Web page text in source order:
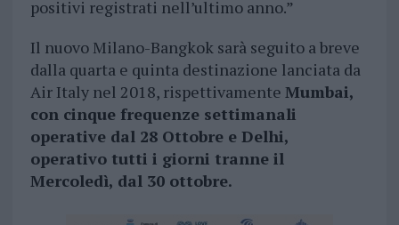
positivi registrati nell’ultimo anno.”
Il nuovo Milano-Bangkok sarà seguito a breve
dalla quarta e quinta destinazione lanciata da
Air Italy nel 2018, rispettivamente Mumbai,
con cinque frequenze settimanali
operative dal 28 Ottobre e Delhi,
operativo tutti i giorni tranne il
Mercoledì, dal 30 ottobre.